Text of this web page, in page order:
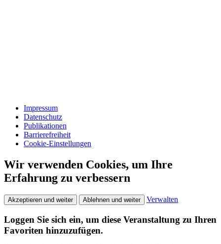
Impressum
Datenschutz
Publikationen
Barrierefreiheit
Cookie-Einstellungen
Wir verwenden Cookies, um Ihre
Erfahrung zu verbessern
Akzeptieren und weiter Ablehnen und weiter Verwalten
Loggen Sie sich ein, um diese Veranstaltung zu Ihren
Favoriten hinzuzufügen.